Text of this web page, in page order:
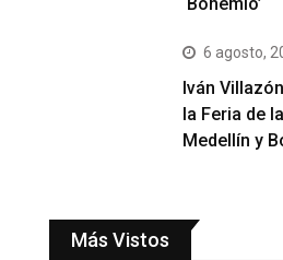
6 agosto,
Iván
la Feria de
Medellín y
Más Vistos